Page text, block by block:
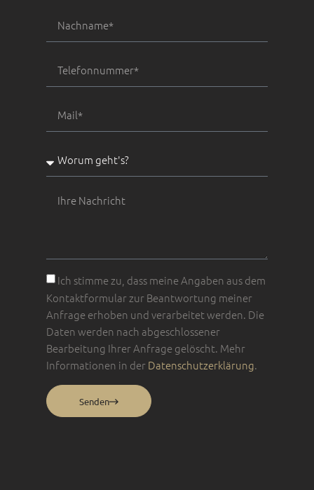
Ich stimme zu, dass meine Angaben aus dem
Kontaktformular zur Beantwortung meiner
Anfrage erhoben und verarbeitet werden. Die
Daten werden nach abgeschlossener
Bearbeitung Ihrer Anfrage gelöscht. Mehr
Informationen in derDatenschutzerklärung.
Senden